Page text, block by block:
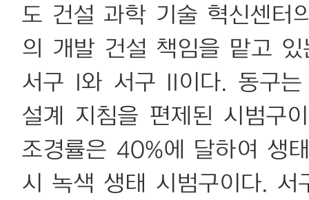
도 건설 과학 기술 혁신센터
의 개발 건설 책임을 맡고
서구 I와 서구 II이다. 동구
설계 지침을 편제된 시범구
조경률은 40%에 달하여 생
시 녹색 생태 시범구이다.